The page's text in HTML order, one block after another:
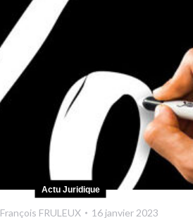
Actu Juridique
François FRULEUX 16 janvier 2023